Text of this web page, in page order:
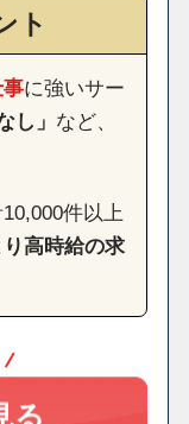
ト
に強いサー
し」 など、
件以上
高時給の求
る